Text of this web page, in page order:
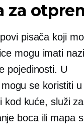
za
pisača koji
mogu imati
pojedinosti. U
se koristiti u
kod kuće, služi
boca ili mapa s